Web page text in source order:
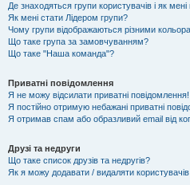
Де знаходяться групи користувачів і як
Як мені стати Лідером групи?
Чому групи відображаються різними
Що таке група за замовчуванням?
Що таке "Наша команда"?
Приватні повідомлення
Я не можу відсилати приватні повідомлення!
Я постійно отримую небажані приватні
Я отримав спам або образливий email від
Друзі та недруги
Що таке список друзів та недругів?
Як я можу додавати / видаляти